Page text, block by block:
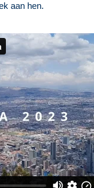
aan hen.